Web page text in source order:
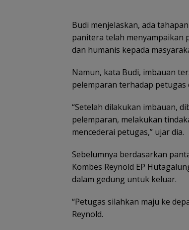
Budi menjelaskan, ada
panitera telah menyampaikan
dan humanis kepada
Namun, kata Budi, imbauan
pelemparan terhadap petugas
“Setelah dilakukan imbauan,
pelemparan, melakukan
mencederai petugas,” ujar dia.
Sebelumnya berdasarkan
Kombes Reynold EP
dalam gedung untuk keluar.
“Petugas silahkan maju ke
Reynold.